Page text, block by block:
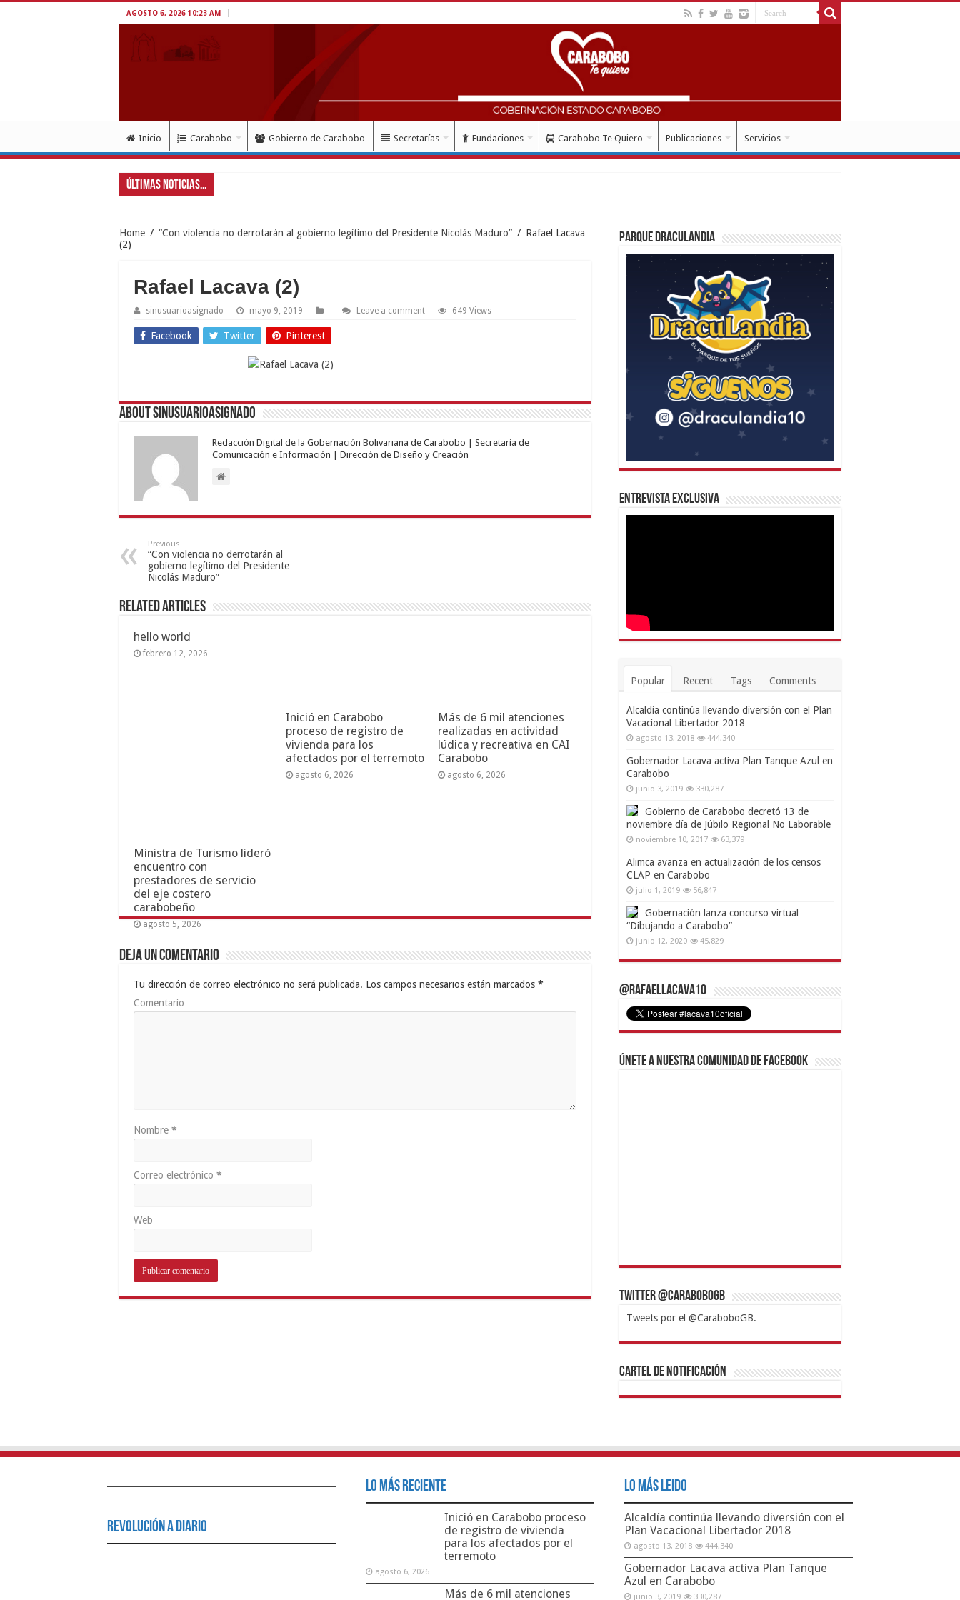
AGOSTO 6, 2026 10:23 AM
Inicio Carabobo Gobierno de Carabobo Secretarías Fundaciones Carabobo Te Quiero Publicaciones Servicios
Últimas Noticias...
Home / “Con violencia no derrotarán al gobierno legítimo del Presidente Nicolás Maduro” / Rafael Lacava
(2)
Rafael Lacava (2)
sinusuarioasignado mayo 9, 2019 Leave a comment 649 Views
Facebook Twitter Pinterest
About sinusuarioasignado
Redacción Digital de la Gobernación Bolivariana de Carabobo | Secretaría de
Comunicación e Información | Dirección de Diseño y Creación
Previous
“Con violencia no derrotarán al
gobierno legítimo del Presidente
Nicolás Maduro”
Related Articles
hello world
febrero 12, 2026
Inició en Carabobo
proceso de registro de
vivienda para los
afectados por el terremoto
agosto 6, 2026
Más de 6 mil atenciones
realizadas en actividad
lúdica y recreativa en CAI
Carabobo
agosto 6, 2026
Ministra de Turismo lideró
encuentro con
prestadores de servicio
del eje costero
carabobeño
agosto 5, 2026
Deja un comentario
Tu dirección de correo electrónico no será publicada. Los campos necesarios están marcados *
Comentario
Nombre *
Correo electrónico *
Web
Parque Draculandia
Entrevista Exclusiva
Popular Recent Tags Comments
Alcaldía continúa llevando diversión con el Plan
Vacacional Libertador 2018
agosto 13, 2018 444,340
Gobernador Lacava activa Plan Tanque Azul en
Carabobo
junio 3, 2019 330,287
Gobierno de Carabobo decretó 13 de
noviembre día de Júbilo Regional No Laborable
noviembre 10, 2017 63,379
Alimca avanza en actualización de los censos
CLAP en Carabobo
julio 1, 2019 56,847
Gobernación lanza concurso virtual
“Dibujando a Carabobo”
junio 12, 2020 45,829
@RafaelLacava10
Únete a nuestra comunidad de Facebook
Twitter @CaraboboGB
Tweets por el @CaraboboGB.
1xbetBetturkeyBetistKralbetSupertotobetTipobet
https://mvbcasino.com/
Cartel de Notificación
Revolución a Diario
Lo Más Reciente
Inició en Carabobo proceso
de registro de vivienda
para los afectados por el
terremoto
agosto 6, 2026
Más de 6 mil atenciones
Lo Más Leido
Alcaldía continúa llevando diversión con el
Plan Vacacional Libertador 2018
agosto 13, 2018 444,340
Gobernador Lacava activa Plan Tanque
Azul en Carabobo
junio 3, 2019 330,287